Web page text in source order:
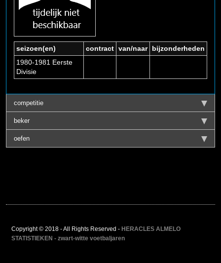
seizoen(en) contract van/naar
bijzonderheden
1980-1981 Eerste
Divisie
competitie
beker
oefen
Copyright © 2018 - All Rights Reserved - HERACLES ALMELO
STATISTIEKEN - zwart-witte voetbaljaren